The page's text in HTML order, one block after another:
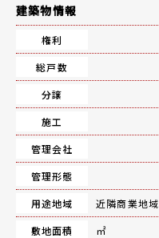
建築物情報
権利
総戸数
分譲
施工
管理会社
管理形態
用途地域
近隣商業地域
敷地面積
㎡